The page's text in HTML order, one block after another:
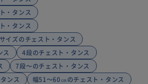
・タンス
・タンス
イズのチェスト・タンス
ス
4段のチェスト・タンス
7段～のチェスト・タンス
ンス
幅51～60㎝のチェスト・タンス